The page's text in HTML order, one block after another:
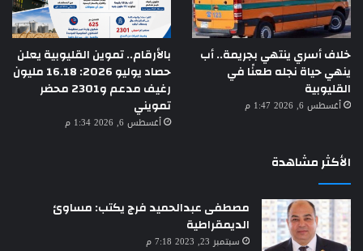
خلاف أسري ينتهي بجريمة.. أب
ينهي حياة نجله طعنًا في
القليوبية
أغسطس 6, 2026 1:47 م
بالأرقام.. تموين القليوبية يعلن
حصاد يوليو 2026: 16.18 مليون
رغيف مدعم و2301 محضر
تمويني
أغسطس 6, 2026 1:34 م
الأكثر مشاهدة
مصطفى عبدالحميد فرج يكتب: مساوئ
الديمقراطية
سبتمبر 23, 2023 7:18 م